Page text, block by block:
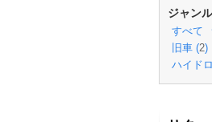
ジャン
すべて
旧車 (2)
ハイド